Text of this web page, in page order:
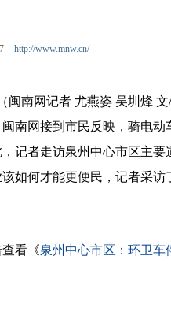
http://www.mnw.cn/
南网记者 尤燕姿 吴圳烽 文
南网接到市民反映，骑电
记者走访泉州中心市区主
如何才能更便民，记者采
看《泉州中心市区：环卫车